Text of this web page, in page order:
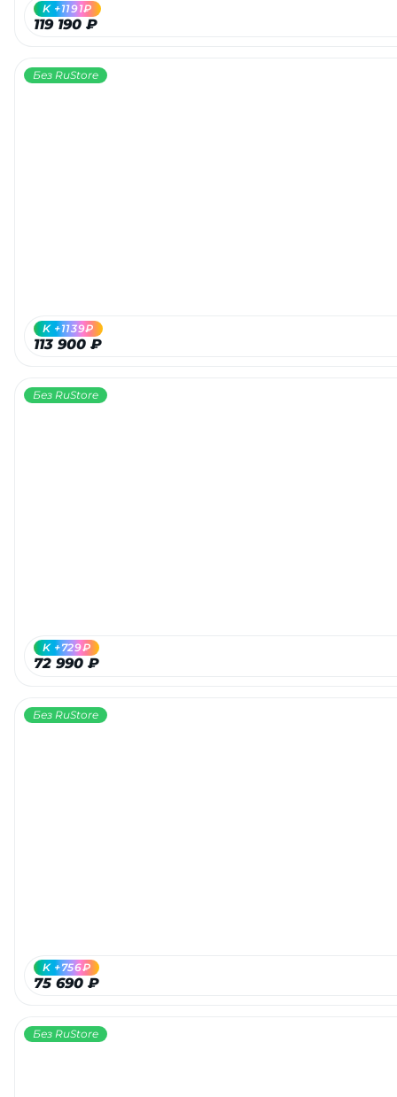
119 190 ₽
K +1191₽
Без RuStore
113 900 ₽
K +1139₽
Без RuStore
72 990 ₽
K +729₽
Без RuStore
75 690 ₽
K +756₽
Без RuStore